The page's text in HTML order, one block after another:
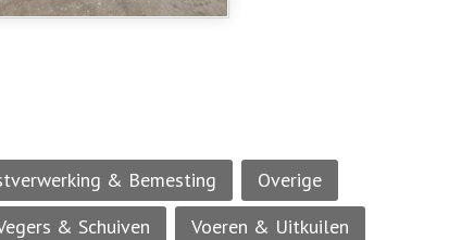
& Bemesting
Overige
& Schuiven
Voeren & Uitkuilen